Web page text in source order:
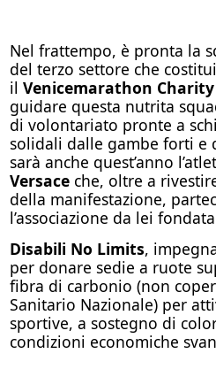
Nel frattempo, è pronta la
del terzo settore che
il Venicemarathon
guidare questa nutrita
di volontariato pronte a
solidali dalle gambe forti e
sarà anche quest’anno
Versaceche, oltre a
della manifestazione,
l’associazione da lei
Disabili No Limits,
per donare sedie a ruote
fibra di carbonio (non
Sanitario Nazionale) per
sportive, a sostegno di
condizioni economiche